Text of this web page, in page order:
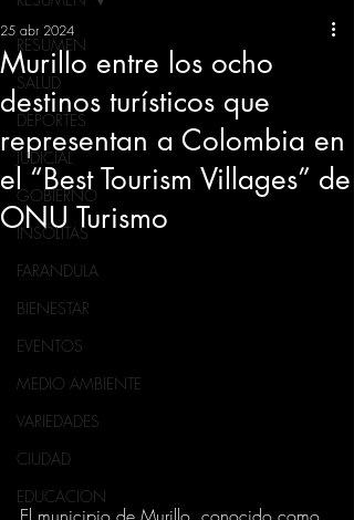
RESUMEN
SALUD
DEPORTES
JUDICIAL
GOBIERNO
INSÓLITAS
FARANDULA
BIENESTAR
EVENTOS
MEDIO AMBIENTE
VARIEDADES
CIUDAD
EDUCACION
Murillo entre los ocho
destinos turísticos que
representan a Colombia en
el “Best Tourism Villages” de
ONU Turismo
25 abr 2024